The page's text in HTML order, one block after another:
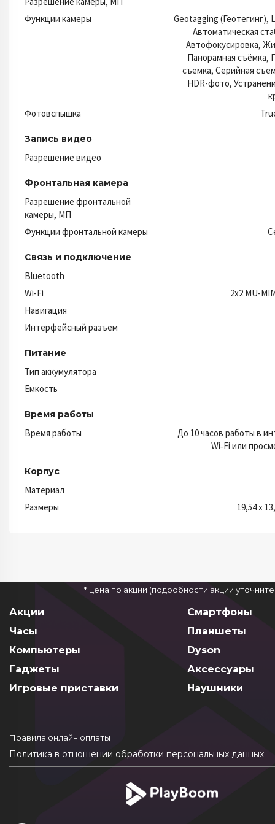
Функции камеры
Geotagging (Геотегинг),
Автоматическая
Автофокусировка,
Панорамная съёмка,
съемка, Серийная
HDR-фото,
Фотовспышка
Запись видео
Разрешение видео
Фронтальная камера
Разрешение фронтальной
камеры, МП
Функции фронтальной камеры
Связь и подключение
Bluetooth
Wi-Fi
2x2 MU-
Навигация
Интерфейсный разъем
Питание
Тип аккумулятора
Емкость
Время работы
Время работы
До 10 часов работы в
Wi‑Fi или
Корпус
Материал
Размеры
19,54 x
* цена по акции (подробности акции
Акции
Смартфоны
Часы
Планшеты
Компьютеры
Dyson
Гаджеты
Аксессуары
Игровые приставки
Наушники
Правила онлайн оплаты
Политика в отношении обработки персональных данных
Согласие на обработку ПДн
Политика обработки файлов cookie